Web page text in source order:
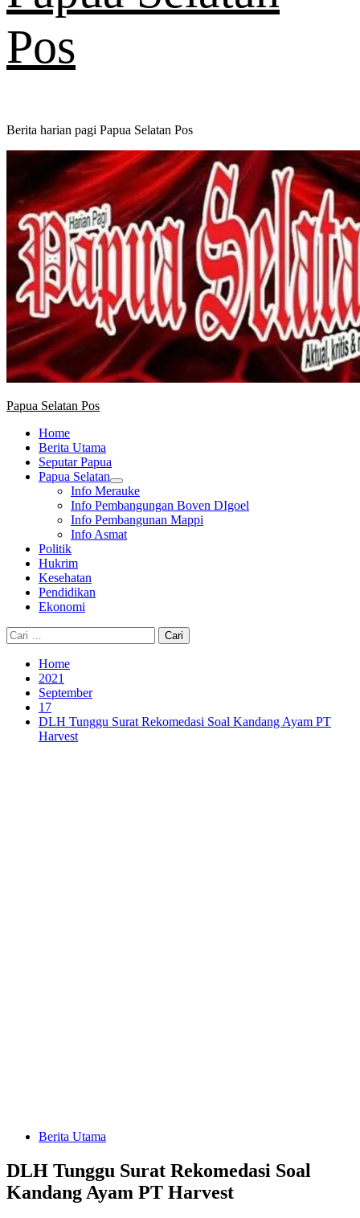
Pos
Berita harian pagi Papua Selatan Pos
Primary
Papua Selatan Pos
Home
Berita Utama
Seputar Papua
Papua Selatan
Info Merauke
Info Pembangungan Boven DIgoel
Info Pembangunan Mappi
Info Asmat
Politik
Hukrim
Kesehatan
Pendidikan
Ekonomi
Cari
untuk:
Home
2021
September
17
DLH Tunggu Surat Rekomedasi Soal Kandang Ayam PT
Harvest
Berita Utama
DLH Tunggu Surat Rekomedasi Soal
Kandang Ayam PT Harvest